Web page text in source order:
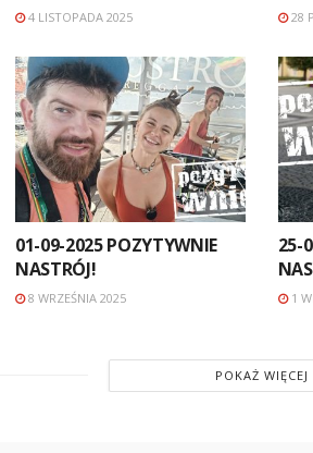
4 LISTOPADA 2025 28
01-09-2025 POZYTYWNIE
NASTRÓJ!
8 WRZEŚNIA 2025
25-
1
POKAŻ WIĘCEJ